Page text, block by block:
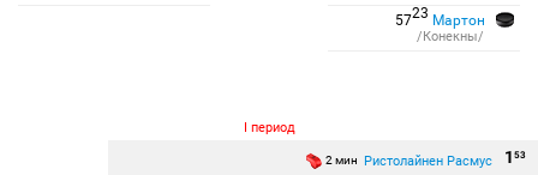
5723 Мартон
/Конекны/
I период
1 53
2 мин Ристолайнен Расмус